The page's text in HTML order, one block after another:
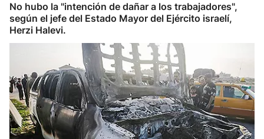
No hubo la "intención de dañar a los trabajadores",
según el jefe del Estado Mayor del Ejército israelí,
Herzi Halevi.